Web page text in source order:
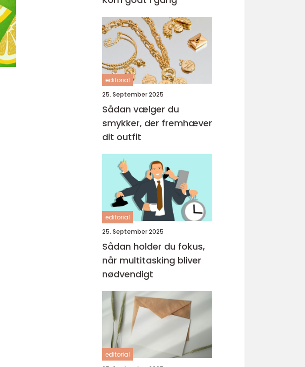
editorial
25. September 2025
Sådan vælger du
smykker, der fremhæver
dit outfit
editorial
25. September 2025
Sådan holder du fokus,
når multitasking bliver
nødvendigt
editorial